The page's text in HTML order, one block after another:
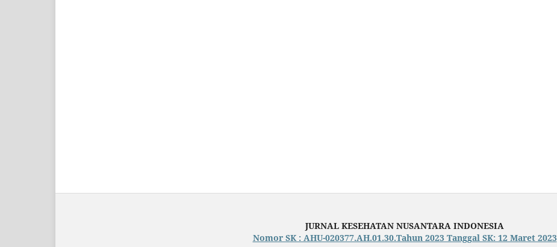
JURNAL KESEHATAN NUSANTARA INDONESIA
Nomor SK : AHU-020377.AH.01.30.Tahun 2023 Tanggal SK: 12 Maret 2023